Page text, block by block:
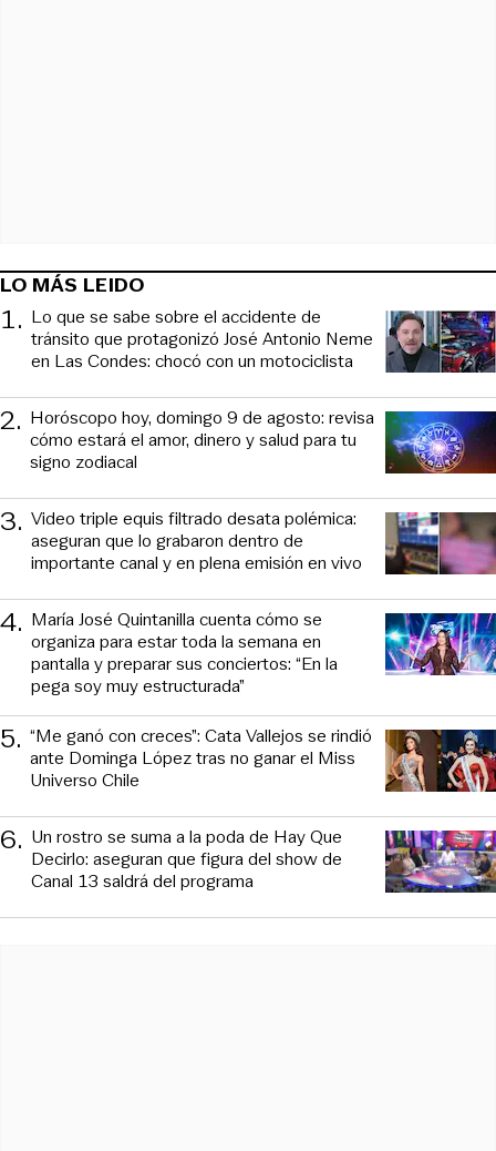
LO MÁS LEIDO
1. Lo que se sabe sobre el accidente de
tránsito que protagonizó José Antonio Neme
en Las Condes: chocó con un motociclista
2. Horóscopo hoy, domingo 9 de agosto: revisa
cómo estará el amor, dinero y salud para tu
signo zodiacal
3. Video triple equis filtrado desata polémica:
aseguran que lo grabaron dentro de
importante canal y en plena emisión en vivo
4. María José Quintanilla cuenta cómo se
organiza para estar toda la semana en
pantalla y preparar sus conciertos: “En la
pega soy muy estructurada”
5. “Me ganó con creces”: Cata Vallejos se rindió
ante Dominga López tras no ganar el Miss
Universo Chile
6. Un rostro se suma a la poda de Hay Que
Decirlo: aseguran que figura del show de
Canal 13 saldrá del programa